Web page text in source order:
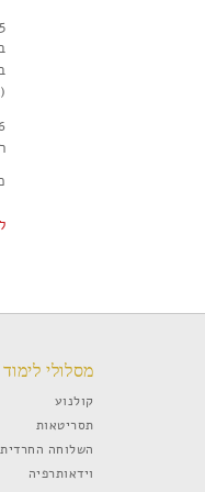
מסלולי לימוד
קולנוע
תסריטאות
השלוחה החרדית
וידאותרפיה